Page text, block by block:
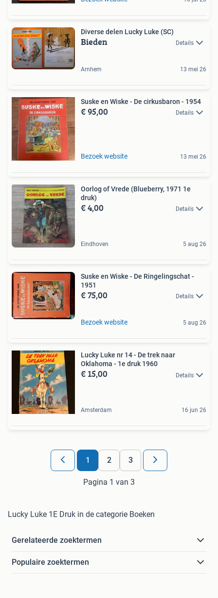
Diverse delen Lucky Luke (SC)
Bieden Details
Arnhem 13 mei 26
Suske en Wiske - De cirkusbaron - 1954
€ 95,00 Details
Bezoek website 13 mei 26
Oorlog of Vrede (Blueberry, 1971 1e
druk)
€ 4,00 Details
Eindhoven 5 aug 26
Suske en Wiske - De Ringelingschat -
1951
€ 75,00 Details
Bezoek website 5 aug 26
Lucky Luke nr 14 - De trek naar
Oklahoma - 1e druk 1960
€ 15,00 Details
Amsterdam 16 jun 26
1 2 3
Pagina 1 van 3
Lucky Luke 1E Druk in de categorie Boeken
Gerelateerde zoektermen
Populaire zoektermen